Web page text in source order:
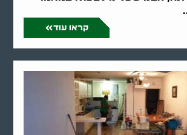
קראו עוד